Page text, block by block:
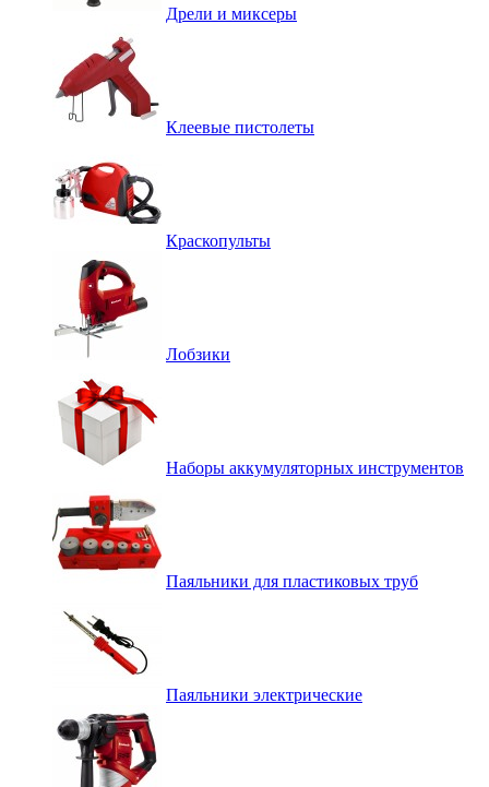
Дрели и миксеры
Клеевые пистолеты
Краскопульты
Лобзики
Наборы аккумуляторных инструментов
Паяльники для пластиковых труб
Паяльники электрические